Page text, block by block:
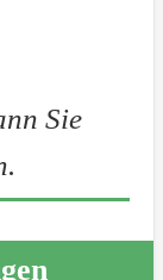
Sie